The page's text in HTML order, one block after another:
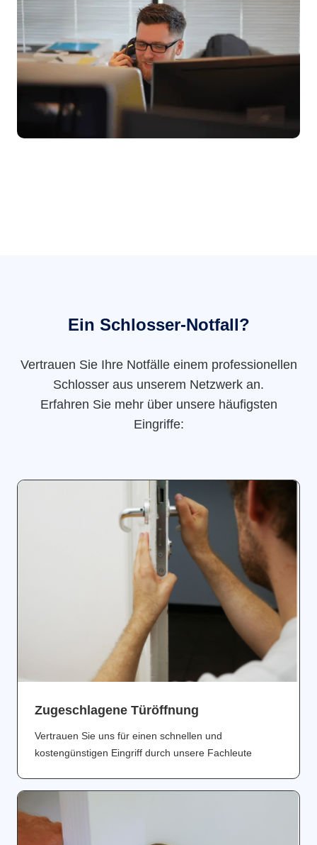
Ein Schlosser-Notfall?
Vertrauen Sie Ihre Notfälle einem professionellen
Schlosser aus unserem Netzwerk an.
Erfahren Sie mehr über unsere häufigsten
Eingriffe:
Zugeschlagene Türöffnung
Vertrauen Sie uns für einen schnellen und
kostengünstigen Eingriff durch unsere Fachleute